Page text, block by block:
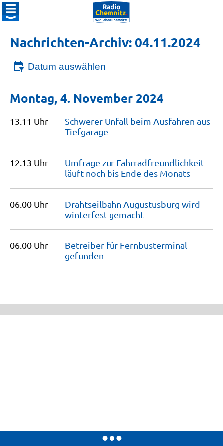
Nachrichten-Archiv: 04.11.2024
Datum auswählen
Montag, 4. November 2024
13.11 Uhr
Schwerer Unfall beim Ausfahren aus
Tiefgarage
12.13 Uhr
Umfrage zur Fahrradfreundlichkeit
läuft noch bis Ende des Monats
06.00 Uhr
Drahtseilbahn Augustusburg wird
winterfest gemacht
06.00 Uhr
Betreiber für Fernbusterminal
gefunden